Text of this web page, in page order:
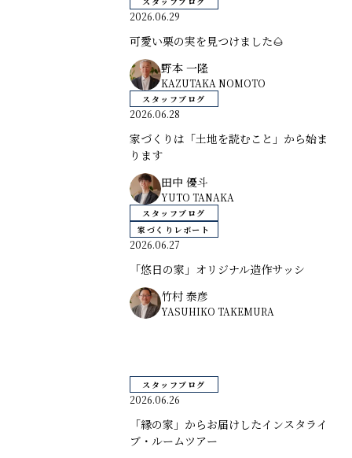
2026.06.29
可愛い栗の実を見つけました🌰
野本 一隆
KAZUTAKA NOMOTO
スタッフブログ
2026.06.28
家づくりは「土地を読むこと」から始ま
ります
田中 優斗
YUTO TANAKA
スタッフブログ
家づくりレポート
2026.06.27
「悠日の家」オリジナル造作サッシ
竹村 泰彦
YASUHIKO TAKEMURA
スタッフブログ
2026.06.26
「縁の家」からお届けしたインスタライ
ブ・ルームツアー